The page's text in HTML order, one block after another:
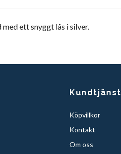
ett snyggt lås i silver.
Kundtjänst
Köpvillkor
Kontakt
Om oss